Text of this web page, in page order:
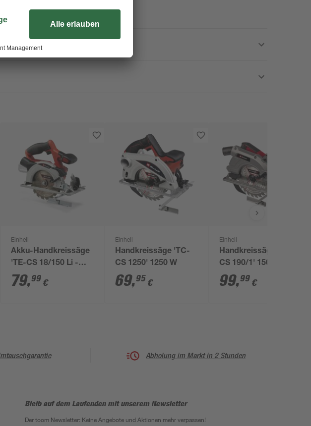
Einhell
Akku-Handkreissäge
'TE-CS 18/150 Li -
Solo' 18 V ohne Akku,
Ø 150 mm
79,99 €
Einhell
Handkreissäge 'TC-
CS 1250' 1250 W
69,95 €
Einhell
Handkreissäge 'TE-
CS 190/1' 1500 W, Ø
190 mm
99,99 €
Abholung im Markt in 2 Stunden
Bleib auf dem Laufenden mit unserem Newsletter
Der toom Newsletter: Keine Angebote und Aktionen mehr verpassen!